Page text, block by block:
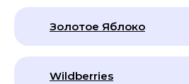
Золотое Яблоко
Wildberries